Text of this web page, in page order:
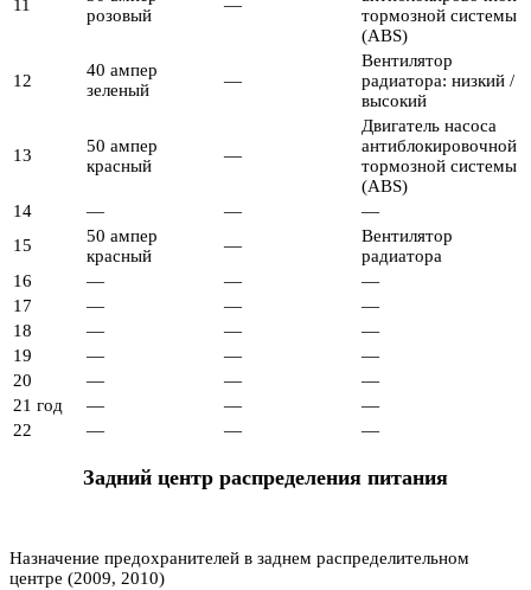
11
розовый
—
тормозной системы
(ABS)
12
40 ампер
зеленый
—
Вентилятор
радиатора: низкий /
высокий
13
50 ампер
красный
—
Двигатель насоса
антиблокировочной
тормозной системы
(ABS)
14
— —
—
15
50 ампер
красный
—
Вентилятор
радиатора
16
— —
—
17
— —
—
18
— —
—
19
— —
—
20
— —
—
21 год
— —
—
22
— — —
Задний центр распределения питания
Назначение предохранителей в заднем распределительном
центре (2009, 2010)